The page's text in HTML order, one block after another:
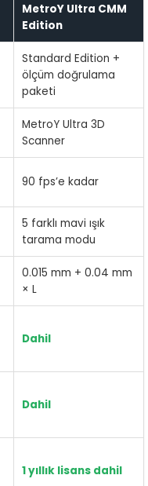
MetroY Ultra CMM
Edition
Standard Edition +
ölçüm doğrulama
paketi
MetroY Ultra 3D
Scanner
90 fps’e kadar
5 farklı mavi ışık
tarama modu
0.015 mm + 0.04 mm
× L
Dahil
Dahil
1 yıllık lisans dahil